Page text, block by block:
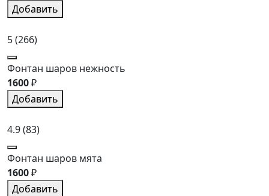
Добавить
5(266)
Фонтан шаров нежность
1600₽
Добавить
4.9(83)
Фонтан шаров мята
1600₽
Добавить